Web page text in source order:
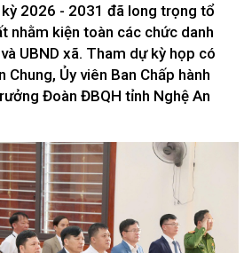
2026 - 2031 đã long trọng tổ
nhằm kiện toàn các chức danh
UBND xã. Tham dự kỳ họp có
Ủy viên Ban Chấp hành
Đoàn ĐBQH tỉnh Nghệ An